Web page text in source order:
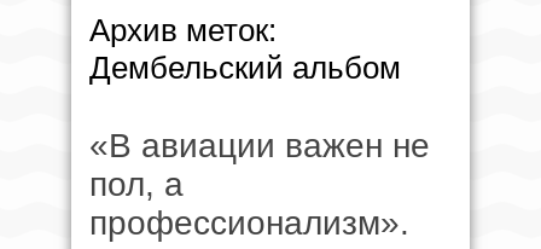
Архив меток:
Дембельский альбом
«В авиации важен не
пол, а
профессионализм».